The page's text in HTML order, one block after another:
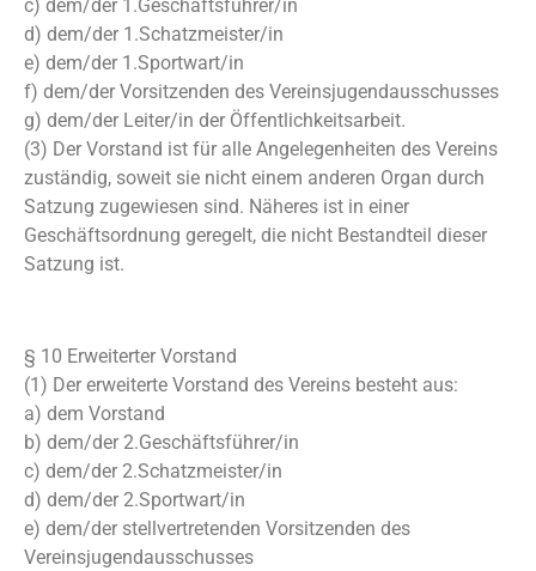
c) dem/der 1.Geschäftsführer/in
d) dem/der 1.Schatzmeister/in
e) dem/der 1.Sportwart/in
f) dem/der Vorsitzenden des Vereinsjugendausschusses
g) dem/der Leiter/in der Öffentlichkeitsarbeit.
(3) Der Vorstand ist für alle Angelegenheiten des Vereins
zuständig, soweit sie nicht einem anderen Organ durch
Satzung zugewiesen sind. Näheres ist in einer
Geschäftsordnung geregelt, die nicht Bestandteil dieser
Satzung ist.
§ 10 Erweiterter Vorstand
(1) Der erweiterte Vorstand des Vereins besteht aus:
a) dem Vorstand
b) dem/der 2.Geschäftsführer/in
c) dem/der 2.Schatzmeister/in
d) dem/der 2.Sportwart/in
e) dem/der stellvertretenden Vorsitzenden des
Vereinsjugendausschusses